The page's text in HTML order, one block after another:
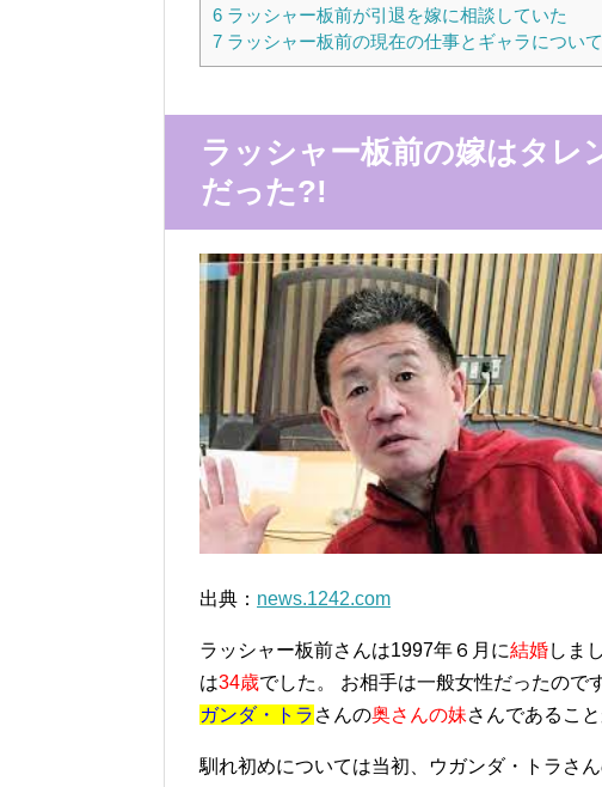
6 ラッシャー板前が引退を嫁に相談していた
7 ラッシャー板前の現在の仕事とギャラについて
ラッシャー板前の嫁はタレ
だった?!
出典： news.1242.com
ラッシャー板前さんは1997年６月に結婚しま
は34歳でした。 お相手は一般女性だったので
ガンダ・トラ さんの奥さんの妹さんであるこ
馴れ初めについては当初、ウガンダ・トラさ